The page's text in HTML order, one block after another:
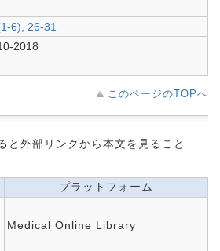
6), 26-31
2018
このページのTOPへ
と外部リンクから本文を見ること
プラットフォーム
Medical Online Library